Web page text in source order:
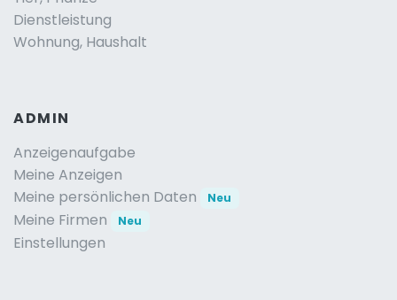
Dienstleistung
Wohnung, Haushalt
ADMIN
Anzeigenaufgabe
Meine Anzeigen
Meine persönlichen Daten
Neu
Meine Firmen Neu
Einstellungen